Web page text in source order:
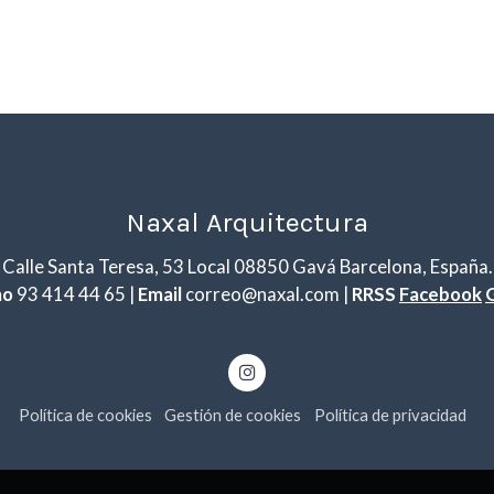
Naxal Arquitectura
Calle Santa Teresa, 53 Local 08850 Gavá Barcelona, España.
93 414 44 65 | Emailcorreo@naxal.com | RRSS Facebook
Política de cookies Gestión de cookies Política de privacidad